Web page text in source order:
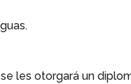
les otorgará un